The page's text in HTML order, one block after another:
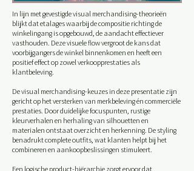
In lijn met gevestigde visual merchandising-theorieën
blijkt dat etalages waarbij de compositie richting de
winkelingang is opgebouwd, de aandacht effectiever
vasthouden. Deze visuele flow vergroot de kans dat
voorbijgangers de winkel binnenkomen en heeft een
positief effect op zowel verkoopprestaties als
klantbeleving.
De visual merchandising-keuzes in deze presentatie zijn
gericht op het versterken van merkbeleving én commerciële
prestaties. Door duidelijke focuspunten, rustige
kleurverhalen en herhaling van silhouetten en
materialen ontstaat overzicht en herkenning. De styling
benadrukt complete outfits, wat klanten helpt bij het
combineren en aankoopbeslissingen stimuleert.
Een logische product-hiërarchie zorgt ervoor dat